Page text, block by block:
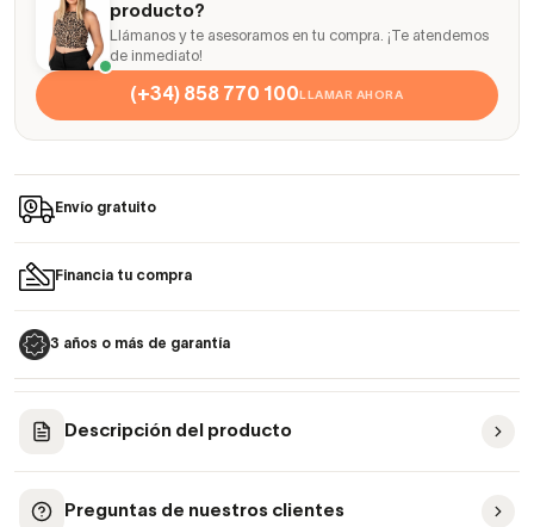
producto?
Llámanos y te asesoramos en tu compra. ¡Te atendemos
de inmediato!
(+34) 858 770 100LLAMAR AHORA
Envío gratuito
Financia tu compra
3 años o más de garantía
Descripción del producto
Preguntas de nuestros clientes